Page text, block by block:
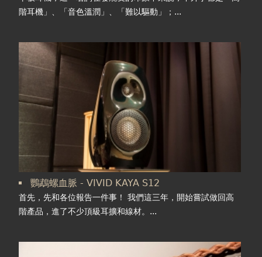
階耳機」、「音色溫潤」、「難以驅動」；...
鸚鵡螺血脈 - VIVID KAYA S12
首先，先和各位報告一件事！ 我們這三年，開始嘗試做回高
階產品，進了不少頂級耳擴和線材。...